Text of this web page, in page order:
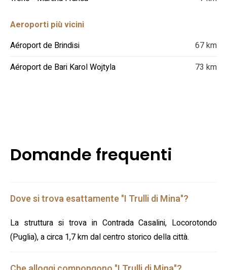
Aeroporti più vicini
Aéroport de Brindisi
67 km
Aéroport de Bari Karol Wojtyla
73 km
Domande frequenti
Dove si trova esattamente "I Trulli di Mina"?
La struttura si trova in Contrada Casalini, Locorotondo
(Puglia), a circa 1,7 km dal centro storico della città.